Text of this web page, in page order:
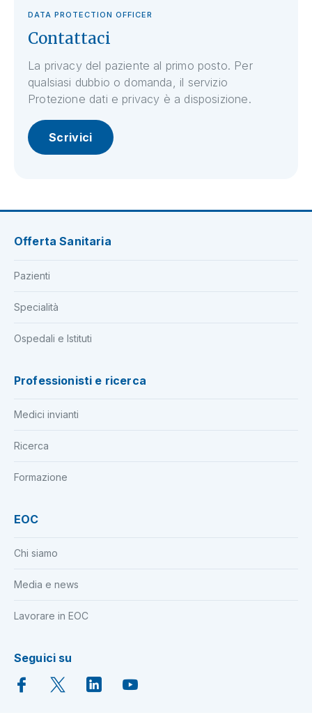
DATA PROTECTION OFFICER
Contattaci
La privacy del paziente al primo posto. Per
qualsiasi dubbio o domanda, il servizio
Protezione dati e privacy è a disposizione.
Scrivici
Offerta Sanitaria
Pazienti
Specialità
Ospedali e Istituti
Professionisti e ricerca
Medici invianti
Ricerca
Formazione
EOC
Chi siamo
Media e news
Lavorare in EOC
Seguici su